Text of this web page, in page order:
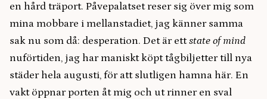
en hård träport. Påvepalatset reser sig över mig som
mina mobbare i mellanstadiet, jag känner samma
sak nu som då: desperation. Det är ettstate of mind
nuförtiden, jag har maniskt köpt tågbiljetter till nya
städer hela augusti, för att slutligen hamna här. En
vakt öppnar porten åt mig och ut rinner en sval